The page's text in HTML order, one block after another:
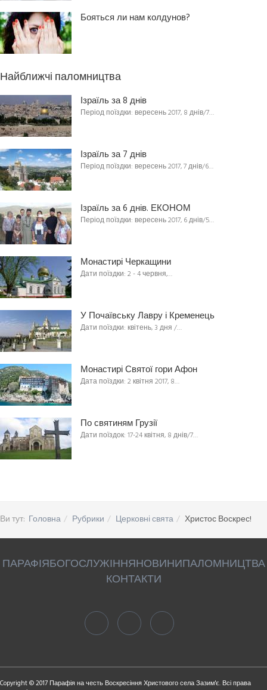
Бояться ли нам колдунов?
Найближчі паломництва
Ізраїль за 8 днів
Період поїздки: вересень 2017, 8 днів/7…
Ізраїль за 7 днів
Період поїздки: вересень 2017, 7 днів/6…
Ізраїль за 6 днів. ЕКОНОМ
Період поїздки: вересень 2017, 6 днів/5…
Монастирі Черкащини
Дати поїздки: 2 - 4 червня,…
У Почаївську Лавру і Кременець
Дати поїздки: квітень, 3 дня /…
Монастирі Святої гори Афон
Дата поїздки: 2 квітня 2017, 8…
По святиням Грузії
Дати поїздок: 17-24 квітня, 8 днів/7…
Ви тут: Головна Рубрики Церковні свята Христос Воскрес!
ПАРАФІЯБОГОСЛУЖІННЯНОВИНИПАЛОМНИЦТВА
КОНТАКТИ
Copyright © 2017 Парафія на честь Воскресіння Христового села Зазим'є. Всі права